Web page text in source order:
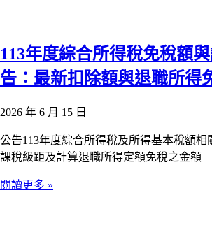
113年度綜合所得稅免稅額
告：最新扣除額與退職所得
2026 年 6 月 15 日
公告113年度綜合所得稅及所得基本稅額相
課稅級距及計算退職所得定額免稅之金額
閱讀更多 »